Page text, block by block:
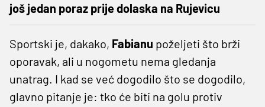
još jedan poraz prije dolaska na Rujevicu
Sportski je, dakako, Fabianu poželjeti što brži
oporavak, ali u nogometu nema gledanja
unatrag. I kad se već dogodilo što se dogodilo,
glavno pitanje je: tko će biti na golu protiv